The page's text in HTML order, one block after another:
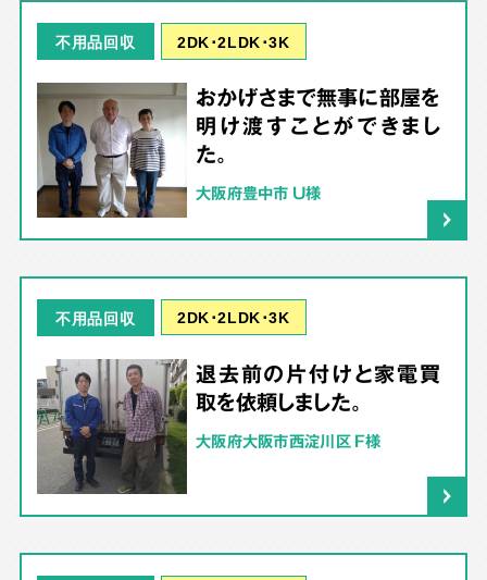
不用品回収 2DK･2LDK･3K
おかげさまで無事に部屋を
明け渡すことができまし
た。
大阪府豊中市 U様
不用品回収 2DK･2LDK･3K
退去前の片付けと家電買
取を依頼しました。
大阪府大阪市西淀川区 F様